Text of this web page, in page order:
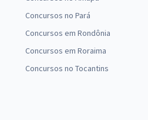
Concursos no Pará
Concursos em Rondônia
Concursos em Roraima
Concursos no Tocantins